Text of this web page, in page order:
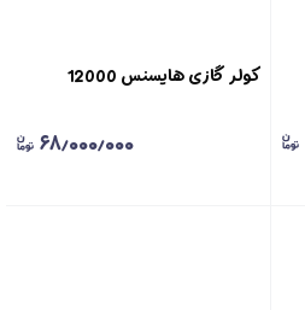
کولر گازی هایسنس 12000
۶۸٫۰۰۰٫۰۰۰